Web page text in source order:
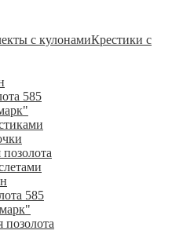
с кулонамиКрестики с
585
585
позолота